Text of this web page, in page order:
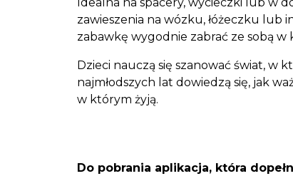
Idealna na spacery, wycieczki lub w
zawieszenia na wózku, łóżeczku lub
zabawkę wygodnie zabrać ze sobą w
Dzieci nauczą się szanować świat, w
najmłodszych lat dowiedzą się, jak
w którym żyją.
Do pobrania aplikacja, która